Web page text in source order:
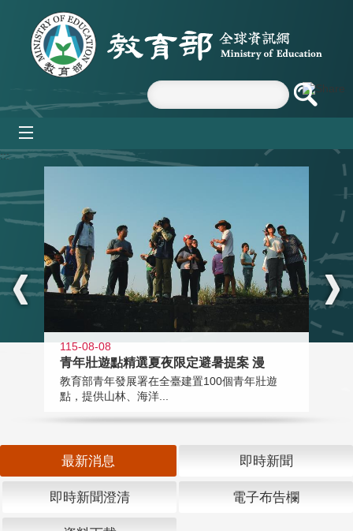
跳到主要內容區塊
:::
115-08-08
青年壯遊點精選夏夜限定避暑提案 漫
教育部青年發展署在全臺建置100個青年壯遊
點，提供山林、海洋...
最新消息 即時新聞
即時新聞澄清 電子布告欄